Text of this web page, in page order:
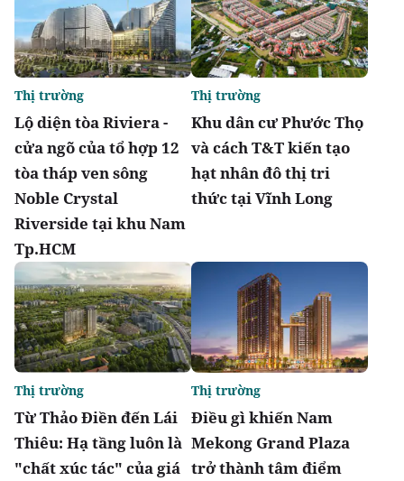
Lộ diện tòa Riviera -
cửa ngõ của tổ hợp 12
tòa tháp ven sông
Noble Crystal
Riverside tại khu Nam
Tp.HCM
Thị trường
Khu dân cư Phước Thọ
và cách T&T kiến tạo
hạt nhân đô thị tri
thức tại Vĩnh Long
Thị trường
Từ Thảo Điền đến Lái
Thiêu: Hạ tầng luôn là
"chất xúc tác" của giá
Thị trường
Điều gì khiến Nam
Mekong Grand Plaza
trở thành tâm điểm
Thị trường